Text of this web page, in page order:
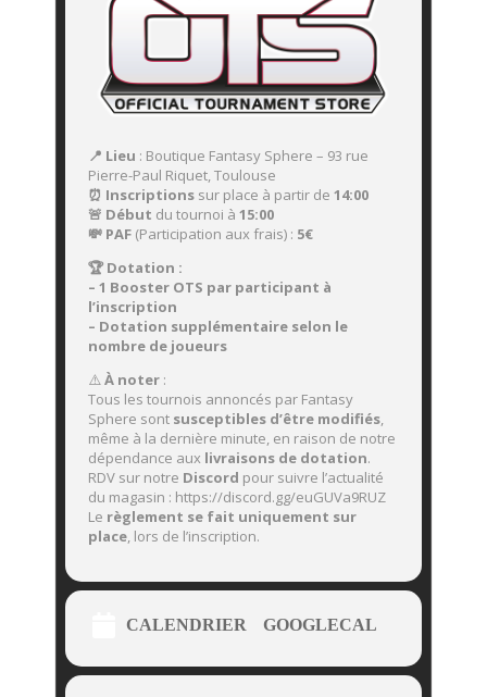
📍 Lieu : Boutique Fantasy Sphere – 93 rue
Pierre-Paul Riquet, Toulouse
⏰ Inscriptions sur place à partir de 14:00
🚨 Début du tournoi à 15:00
💸 PAF (Participation aux frais) : 5€
🏆 Dotation :
– 1 Booster OTS par participant à
l’inscription
– Dotation supplémentaire selon le
nombre de joueurs
⚠️À noter :
Tous les tournois annoncés par Fantasy
Sphere sont susceptibles d’être modifiés,
même à la dernière minute, en raison de notre
dépendance aux livraisons de dotation.
RDV sur notre Discord pour suivre l’actualité
du magasin : https://discord.gg/euGUVa9RUZ
Le règlement se fait uniquement sur
place, lors de l’inscription.
CALENDRIER GOOGLECAL